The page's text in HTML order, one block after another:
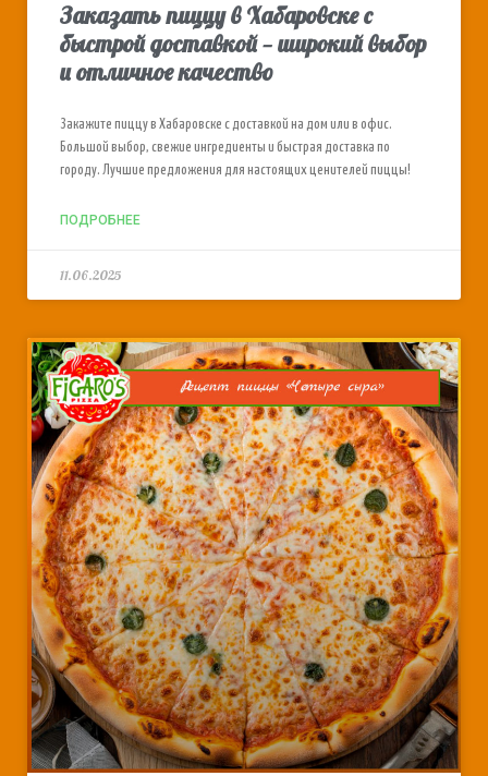
Заказать пиццу в Хабаровске с
быстрой доставкой — широкий выбор
и отличное качество
Закажите пиццу в Хабаровске с доставкой на дом или в офис.
Большой выбор, свежие ингредиенты и быстрая доставка по
городу. Лучшие предложения для настоящих ценителей пиццы!
ПОДРОБНЕЕ
11.06.2025